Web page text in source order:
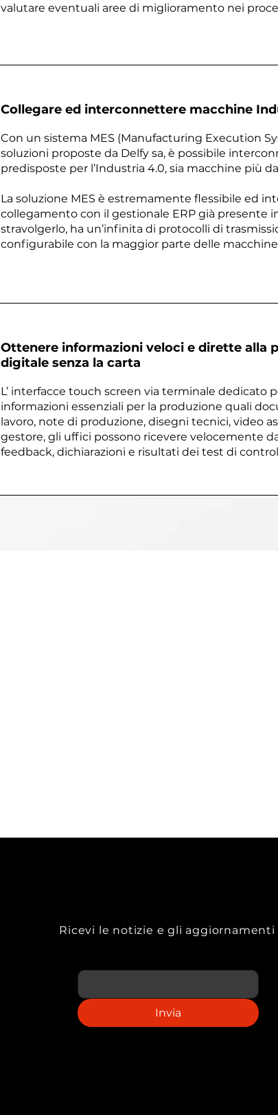
valutare eventuali aree di miglioramento nei
Collegare ed interconnettere macchine
Con un sistema MES (Manufacturing Execution
soluzioni proposte da Delfy sa, è possibile
predisposte per l’Industria 4.0, sia macchine più
​La soluzione MES è estremamente flessibile ed
collegamento con il gestionale ERP già presente
stravolgerlo, ha un’infinita di protocolli di
configurabile con la maggior parte delle
Ottenere informazioni veloci e dirette alla
digitale senza la carta
L’ interfacce touch screen via terminale dedicato
informazioni essenziali per la produzione quali
lavoro, note di produzione, disegni tecnici, video
gestore, gli uffici possono ricevere velocemente
feedback, dichiarazioni e risultati dei test di
Ricevi le notizie e gli aggiornamenti
Invia